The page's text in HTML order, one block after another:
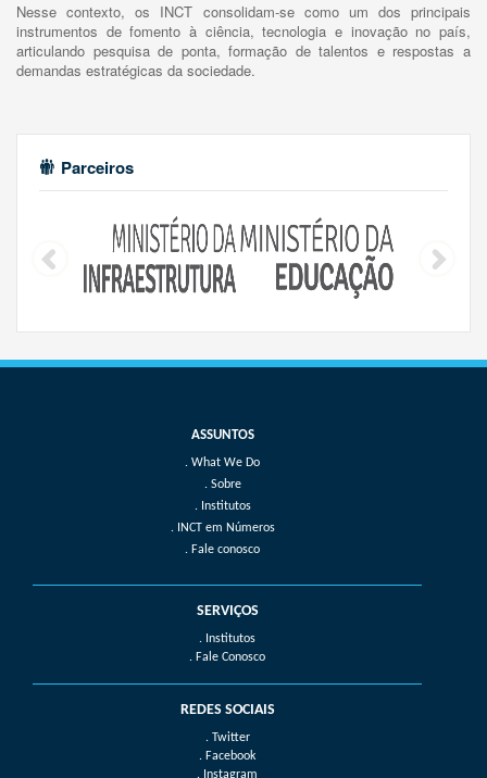
Nesse contexto, os INCT consolidam-se como um dos principais
instrumentos de fomento à ciência, tecnologia e inovação no país,
articulando pesquisa de ponta, formação de talentos e respostas a
demandas estratégicas da sociedade.
Parceiros
What We Do
Sobre
Institutos
INCT em Números
Fale conosco
SERVIÇOS
. Institutos
. Fale Conosco
REDES SOCIAIS
. Twitter
. Facebook
. Instagram